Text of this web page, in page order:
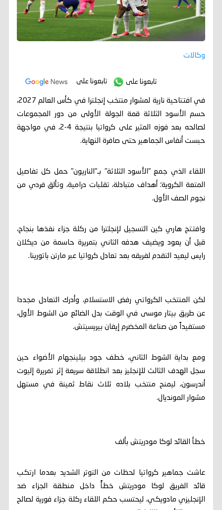
وكالات
تابعونا على تابعونا على
في افتتاحية نارية لمشوار منتخب إنجلترا في كأس العالم 2027،
حسم الأسود الثلاثة قمة الجولة الأولى من دور المجموعات
لصالحه بعد فوزه المثير على كرواتيا بنتيجة 4-2، في مواجهة
حبست أنفاس الجماهير حتى صافرة النهاية.
اللقاء الذي جمع "الأسود الثلاثة" بـ"الناريون" حمل كل تفاصيل
المتعة الكروية؛ أهداف متبادلة، تقلبات درامية، وتألق فردي من
نجوم الصف الأول.
وافتتح هاري كين التسجيل لإنجلترا من ركلة جزاء نفذها بنجاح،
قبل أن يعود ويضيف هدفه الثاني بتمريرة حاسمة من ديكلان
رايس ليعيد التقدم لفريقه بعد تعادل كرواتيا عبر مارتن باتورينا.
لكن المنتخب الكرواتي رفض الاستسلام، وأدرك التعادل مجددا
عن طريق بيتار موسى في الوقت بدل الضائع من الشوط الأول،
مستفيداً من صناعة المخضرم إيفان بيريسيتش.
ومع بداية الشوط الثاني، خطف جود بيلينجهام الأضواء حين
سجل الهدف الثالث للإنجليز بعد انطلاقة سريعة إثر تمريرة إليوت
أندرسون، ليمنح منتخب بلاده ثلاث نقاط ثمينة في مستهل
مشوار المونديال.
خطأ القائد لوكا مودريتش بألف
عاشت جماهير كرواتيا لحظات من التوتر الشديد بعدما ارتكب
قائد الفريق لوكا مودريتش خطأً داخل منطقة الجزاء ضد
الإنجليزي مادويكي، ليحتسب حكم اللقاء ركلة جزاء فورية لصالح